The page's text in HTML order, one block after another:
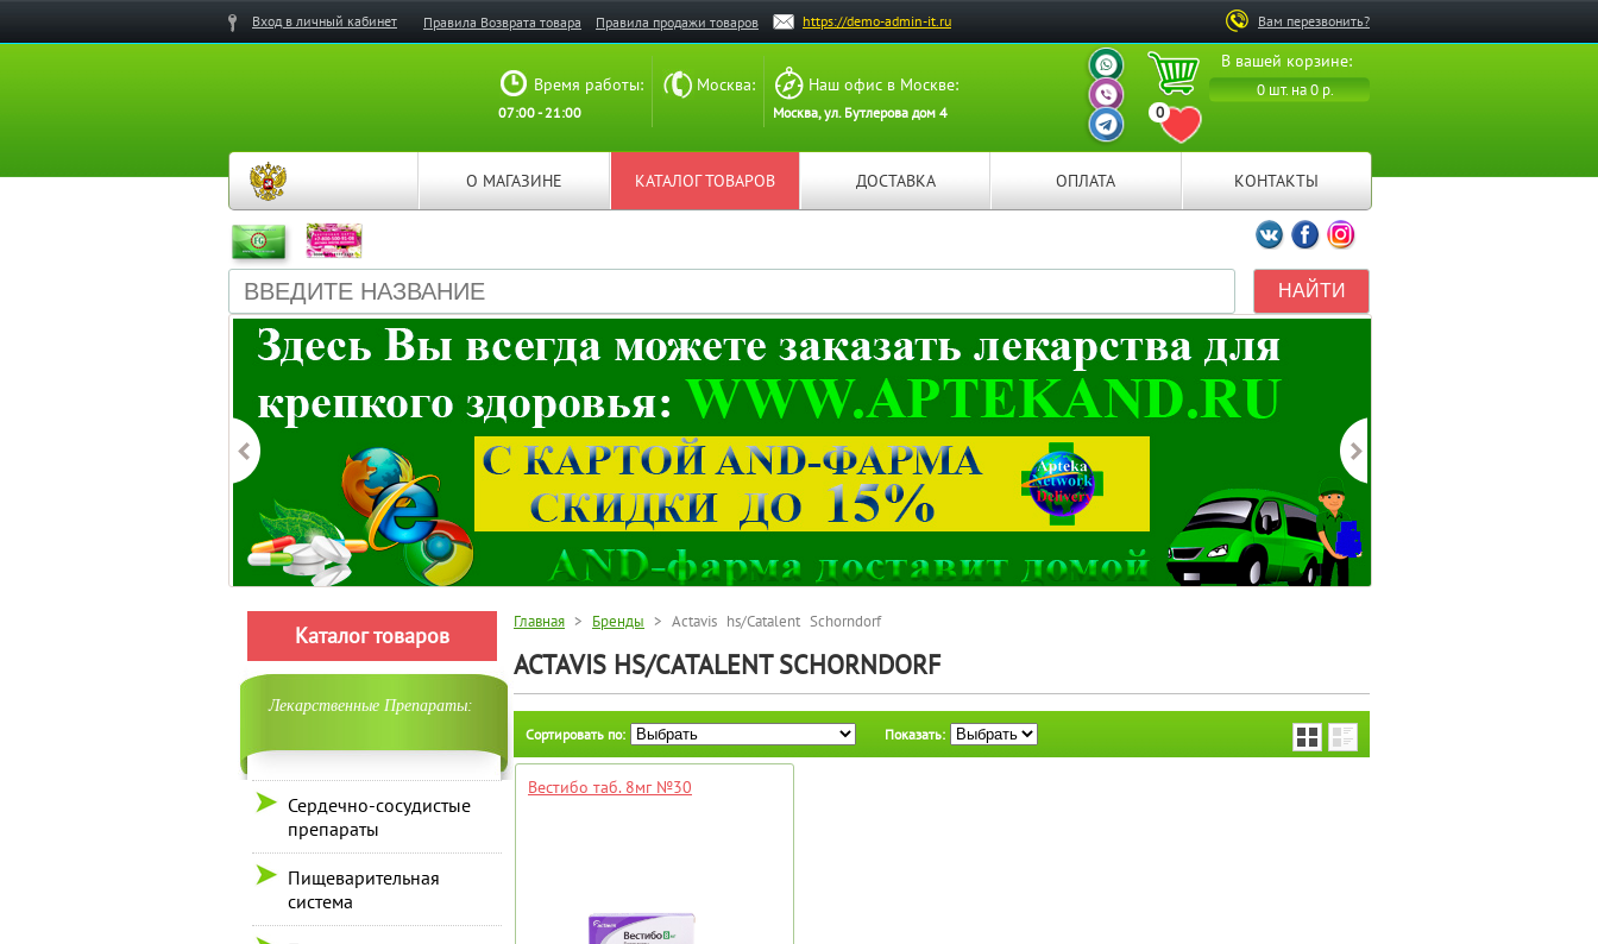
Вам перезвонить?
Вход в личный кабинет Правила Возврата товара Правила продажи товаров https://demo-admin-it.ru
В вашей корзине:
0 шт. на 0 р.
0
ПЕРЕЙТИ В ИЗБРАННОЕ
ВАШ ПЕРСОНАЛЬНЫЙ
МЕНЕДЖЕР
ВАШ ПЕРСОНАЛЬНЫЙ
МЕНЕДЖЕР
ВАШ ПЕРСОНАЛЬНЫЙ
МЕНЕДЖЕР
Время работы:
07:00 - 21:00
Москва: Наш офис в Москве:
Москва, ул. Бутлерова дом 4
О МАГАЗИНЕ КАТАЛОГ ТОВАРОВ ДОСТАВКА ОПЛАТА КОНТАКТЫ
Мы ВКонтакте
Мы на Facebook
Мы в Instagramm
Каталог товаров
Лекарственные Препараты:
Сердечно-сосудистые
препараты
Пищеварительная
система
Главная > Бренды > Actavis hs/Сatalent Schorndorf
ACTAVIS HS/СATALENT SCHORNDORF
Сортировать по: Показать:
Вестибо таб. 8мг №30